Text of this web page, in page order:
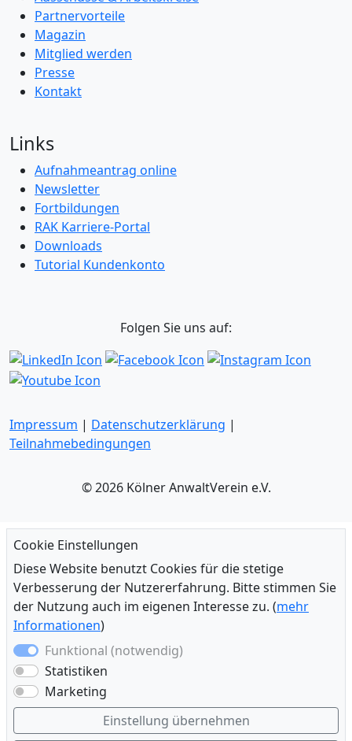
Partnervorteile
Magazin
Mitglied werden
Presse
Kontakt
Links
Aufnahmeantrag online
Newsletter
Fortbildungen
RAK Karriere-Portal
Downloads
Tutorial Kundenkonto
Folgen Sie uns auf:
Impressum | Datenschutzerklärung |
Teilnahmebedingungen
© 2026 Kölner AnwaltVerein e.V.
Cookie Einstellungen
Diese Website benutzt Cookies für die stetige
Verbesserung der Nutzererfahrung. Bitte stimmen Sie
der Nutzung auch im eigenen Interesse zu. (mehr
Informationen)
Funktional (notwendig)
Statistiken
Marketing
Einstellung übernehmen